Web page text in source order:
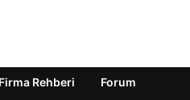
Firma Rehberi Forum